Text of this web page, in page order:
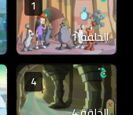
1
الحلقة 1
4